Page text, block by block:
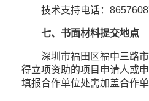
技术支持电话：
七、书面材料提交地点
深圳市福田区福中三路市
得立项资助的项目申请人或
填报合作单位处需加盖合作